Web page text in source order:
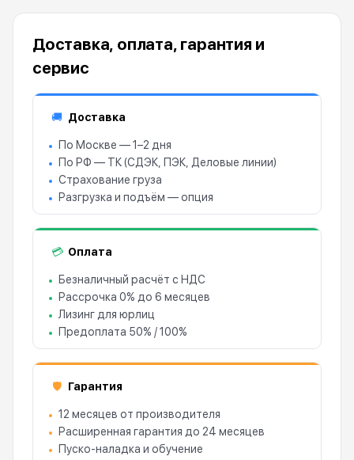
Доставка, оплата, гарантия и
сервис
🚚 Доставка
По Москве — 1–2 дня
По РФ — ТК (СДЭК, ПЭК, Деловые линии)
Страхование груза
Разгрузка и подъём — опция
💳 Оплата
Безналичный расчёт с НДС
Рассрочка 0% до 6 месяцев
Лизинг для юрлиц
Предоплата 50% / 100%
🛡 Гарантия
12 месяцев от производителя
Расширенная гарантия до 24 месяцев
Пуско-наладка и обучение